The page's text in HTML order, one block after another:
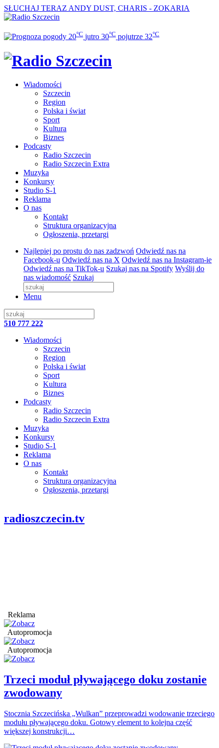
SŁUCHAJ TERAZ ANDY DUST, CHARIS - ZOKARIA
20°C jutro 30°C pojutrze 32°C
Wiadomości
Szczecin
Region
Polska i świat
Sport
Kultura
Biznes
Podcasty
Radio Szczecin
Radio Szczecin Extra
Muzyka
Konkursy
Studio S-1
Reklama
O nas
Kontakt
Struktura organizacyjna
Ogłoszenia, przetargi
Najlepiej po prostu do nas zadzwoń Odwiedź nas na
Facebook-u Odwiedź nas na X Odwiedź nas na Instagram-ie
Odwiedź nas na TikTok-u Szukaj nas na Spotify Wyślij do
nas wiadomość Szukaj
Menu
510 777 222
Wiadomości
Szczecin
Region
Polska i świat
Sport
Kultura
Biznes
Podcasty
Radio Szczecin
Radio Szczecin Extra
Muzyka
Konkursy
Studio S-1
Reklama
O nas
Kontakt
Struktura organizacyjna
Ogłoszenia, przetargi
radioszczecin.tv
Reklama
Autopromocja
Autopromocja
Trzeci moduł pływającego doku zostanie
zwodowany
Stocznia Szczecińska „Wulkan” przeprowadzi wodowanie trzeciego
modułu pływającego doku. Gotowy element to kolejna część
większej konstrukcji…